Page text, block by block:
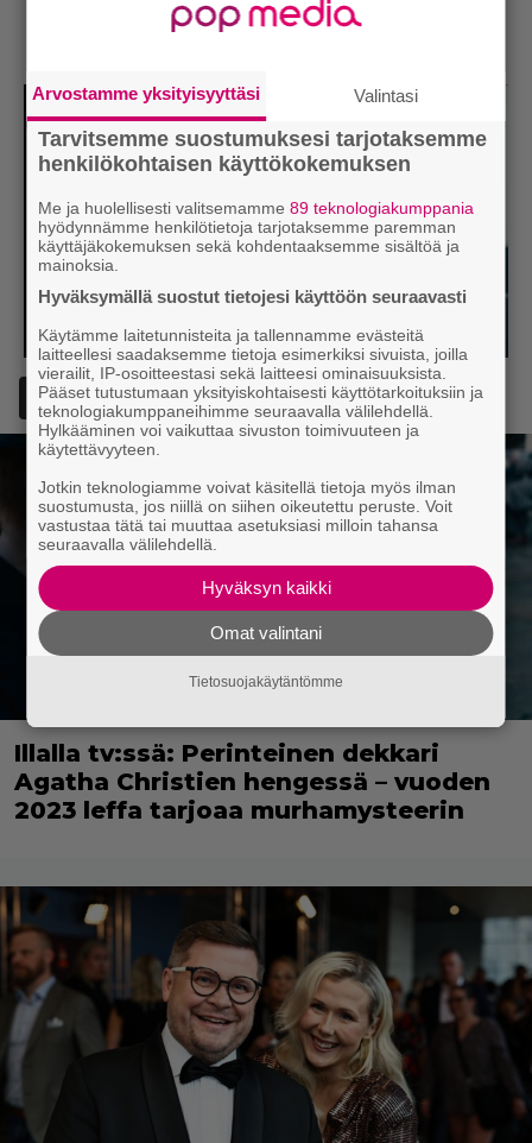
Lisää Episodi Googlen suosituksi lähteeksi
Illalla tv:ssä: Perinteinen dekkari
Agatha Christien hengessä – vuoden
2023 leffa tarjoaa murhamysteerin
Arvostamme yksityisyyttäsi Valintasi
Tarvitsemme suostumuksesi tarjotaksemme
henkilökohtaisen käyttökokemuksen
Me ja huolellisesti valitsemamme89 teknologiakumppania
hyödynnämme henkilötietoja tarjotaksemme paremman
käyttäjäkokemuksen sekä kohdentaaksemme sisältöä ja
mainoksia.
Hyväksymällä suostut tietojesi käyttöön seuraavasti
Käytämme laitetunnisteita ja tallennamme evästeitä
laitteellesi saadaksemme tietoja esimerkiksi sivuista, joilla
vierailit, IP-osoitteestasi sekä laitteesi ominaisuuksista.
Pääset tutustumaan yksityiskohtaisesti käyttötarkoituksiin ja
teknologiakumppaneihimme seuraavalla välilehdellä.
Hylkääminen voi vaikuttaa sivuston toimivuuteen ja
käytettävyyteen.
Jotkin teknologiamme voivat käsitellä tietoja myös ilman
suostumusta, jos niillä on siihen oikeutettu peruste. Voit
vastustaa tätä tai muuttaa asetuksiasi milloin tahansa
seuraavalla välilehdellä.
Hyväksyn kaikki
Omat valintani
Tietosuojakäytäntömme